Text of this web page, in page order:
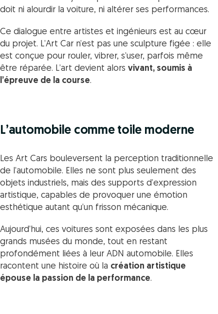
doit ni alourdir la voiture, ni altérer ses performances.
Ce dialogue entre artistes et ingénieurs est au cœur
du projet. L’Art Car n’est pas une sculpture figée : elle
est conçue pour rouler, vibrer, s’user, parfois même
être réparée. L’art devient alors vivant, soumis à
l’épreuve de la course.
L’automobile comme toile moderne
Les Art Cars bouleversent la perception traditionnelle
de l’automobile. Elles ne sont plus seulement des
objets industriels, mais des supports d’expression
artistique, capables de provoquer une émotion
esthétique autant qu’un frisson mécanique.
Aujourd’hui, ces voitures sont exposées dans les plus
grands musées du monde, tout en restant
profondément liées à leur ADN automobile. Elles
racontent une histoire où la création artistique
épouse la passion de la performance.